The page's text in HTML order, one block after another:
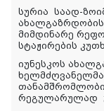
სურია
საად-
მიმდინარე
სტაჟირების
იუნესკოს
ხელმძღვანელმა
რეგულარულად